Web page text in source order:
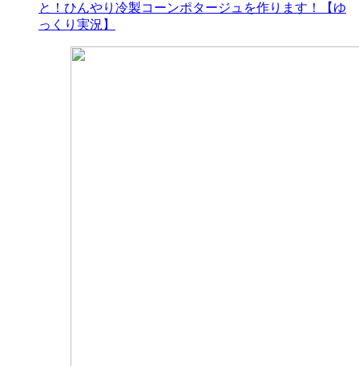
と！ひんやり冷製コーンポタージュを作ります！【ゆ
っくり実況】